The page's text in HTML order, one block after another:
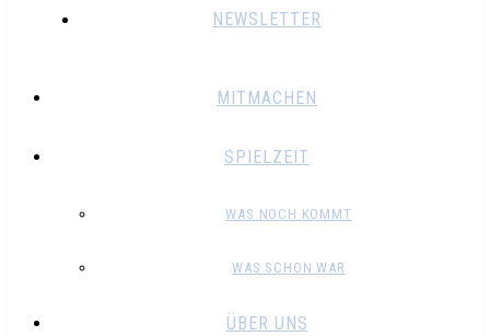
NEWSLETTER
MITMACHEN
SPIELZEIT
WAS NOCH KOMMT
WAS SCHON WAR
ÜBER UNS